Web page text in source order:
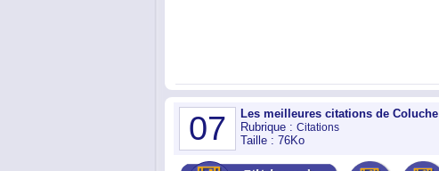
07
Les meilleures citations de Coluche
Rubrique : Citations
Taille : 76Ko